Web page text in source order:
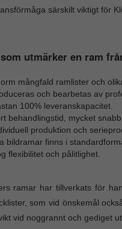
särskilt viktigt för
utmärker en ram
mångfald ramlister och
och bearbetas av
100% leveranskapacitet.
behandlingstid, mycket snabb
produktion och
bildramar finns i
flexibilitet och pålitlighet.
ramar har tillverkats för
som vid önskemål
vid noggrannt och gediget